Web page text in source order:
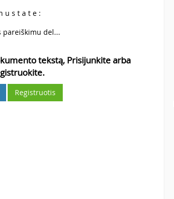
u s t a t e :
pareiškimu del...
tekstą, Prisijunkite arba
Registruotis